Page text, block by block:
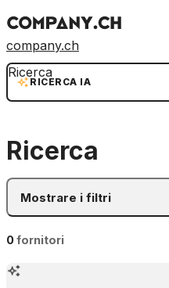
company.ch
RICERCA IA
Ricerca
Ricerca
Mostrare i filtri
0fornitori